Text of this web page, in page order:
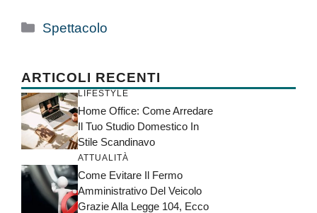
Categorie
Spettacolo
ARTICOLI RECENTI
LIFESTYLE
Home Office: Come Arredare
Il Tuo Studio Domestico In
Stile Scandinavo
ATTUALITÀ
Come Evitare Il Fermo
Amministrativo Del Veicolo
Grazie Alla Legge 104, Ecco